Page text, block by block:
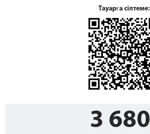
Тауарға сілтеме:
3 680